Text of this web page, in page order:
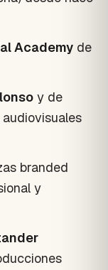
Academy de
y de
branded
y